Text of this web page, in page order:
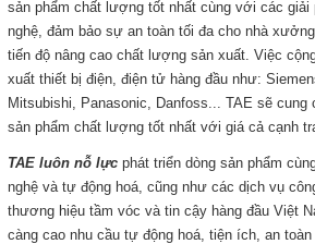
sản phẩm chất lượng tốt nhất cùng với các giải
nghệ, đảm bảo sự an toàn tối đa cho nhà
tiến độ nâng cao chất lượng sản xuất. Việc
xuất thiết bị điện, điện tử hàng đầu như:
Mitsubishi, Panasonic, Danfoss... TAE sẽ cung
sản phẩm chất lượng tốt nhất với giá cả cạnh
TAE luôn nỗ lực phát triển dòng sản phẩm
nghệ và tự động hoá, cũng như các dịch vụ
thương hiệu tầm vóc và tin cậy hàng đầu Việt
càng cao nhu cầu tự động hoá, tiện ích, an